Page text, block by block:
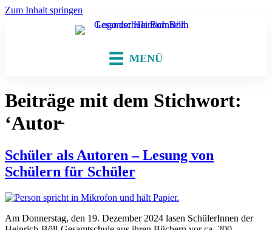
Zum Inhalt springen
MENÜ
Beiträge mit dem Stichwort:
‘Autor̵
Schüler als Autoren – Lesung von
Schülern für Schüler
Am Donnerstag, den 19. Dezember 2024 lasen SchülerInnen der